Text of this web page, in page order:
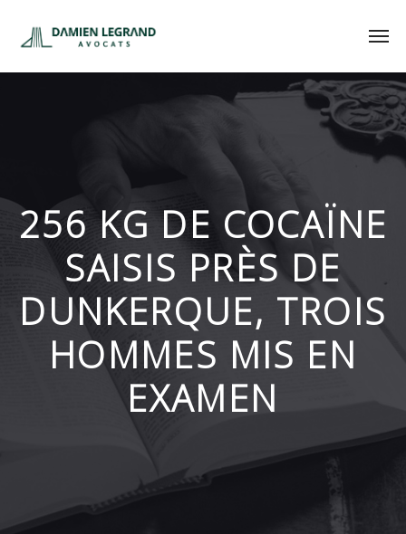
256 KG DE COCAÏNE
SAISIS PRÈS DE
DUNKERQUE, TROIS
HOMMES MIS EN
EXAMEN